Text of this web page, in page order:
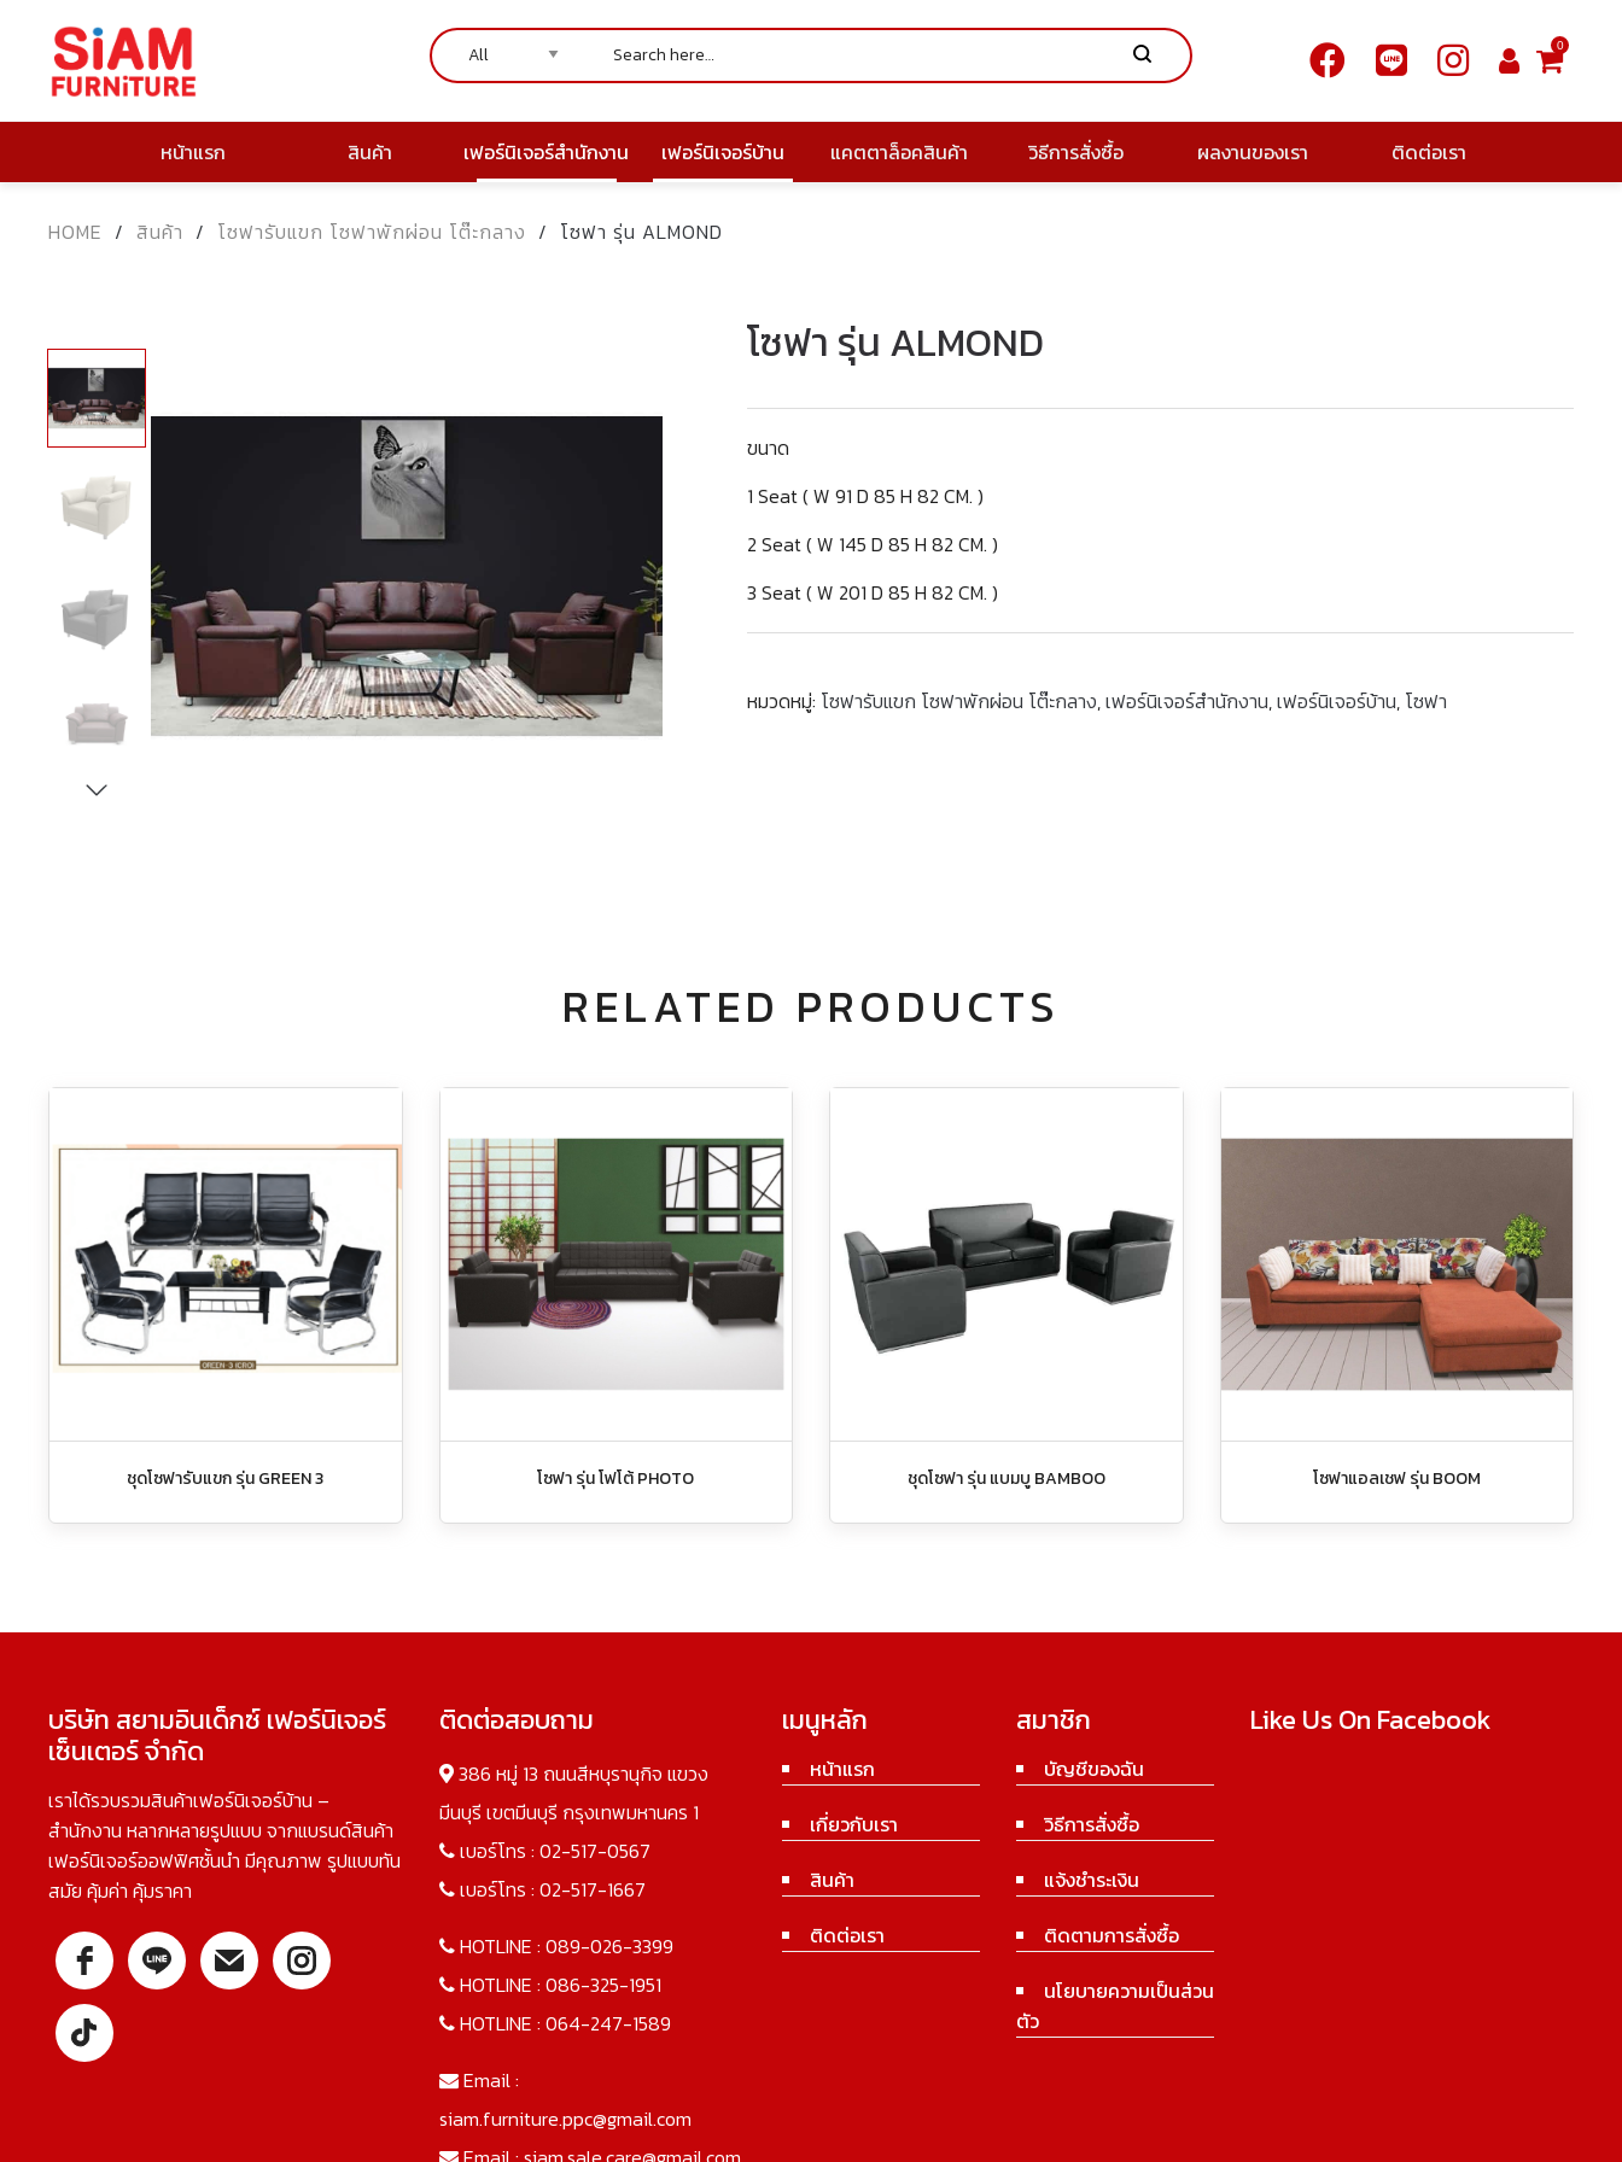
0
หน้าแรก สินค้า เฟอร์นิเจอร์สำนักงาน เฟอร์นิเจอร์บ้าน แคตตาล็อคสินค้า วิธีการสั่งซื้อ ผลงานของเรา ติดต่อเรา
HOME / สินค้า / โซฟารับแขก โซฟาพักผ่อน โต๊ะกลาง / โซฟา รุ่น ALMOND
โซฟา รุ่น ALMOND
ขนาด
1 Seat ( W 91 D 85 H 82 CM. )
2 Seat ( W 145 D 85 H 82 CM. )
3 Seat ( W 201 D 85 H 82 CM. )
หมวดหมู่: โซฟารับแขก โซฟาพักผ่อน โต๊ะกลาง,เฟอร์นิเจอร์สำนักงาน,เฟอร์นิเจอร์บ้าน, โซฟา
RELATED PRODUCTS
ชุดโซฟารับแขก รุ่น GREEN 3 โซฟา รุ่น โฟโต้ PHOTO ชุดโซฟา รุ่น แบมบู BAMBOO โซฟาแอลเชฟ รุ่น BOOM
บริษัท สยามอินเด็กซ์ เฟอร์นิเจอร์
เซ็นเตอร์ จำกัด
เราได้รวบรวมสินค้าเฟอร์นิเจอร์บ้าน –
สำนักงาน หลากหลายรูปแบบ จากแบรนด์สินค้า
เฟอร์นิเจอร์ออฟฟิศชั้นนำ มีคุณภาพ รูปแบบทัน
สมัย คุ้มค่า คุ้มราคา
ติดต่อสอบถาม
386 หมู่ 13 ถนนสีหบุรานุกิจ แขวง
มีนบุรี เขตมีนบุรี กรุงเทพมหานคร 1
เบอร์โทร : 02-517-0567
เบอร์โทร : 02-517-1667
HOTLINE : 089-026-3399
HOTLINE : 086-325-1951
HOTLINE : 064-247-1589
Email :
siam.furniture.ppc@gmail.com
เมนูหลัก
หน้าแรก
เกี่ยวกับเรา
สินค้า
ติดต่อเรา
สมาชิก
บัญชีของฉัน
วิธีการสั่งซื้อ
แจ้งชำระเงิน
ติดตามการสั่งซื้อ
นโยบายความเป็นส่วน
ตัว
Like Us On Facebook